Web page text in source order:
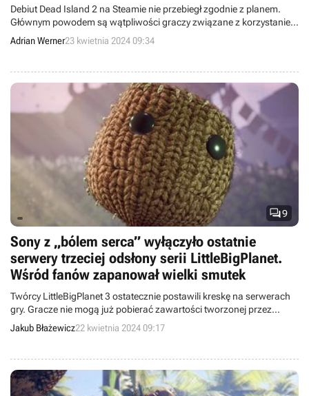
Powód jest dosyć błahy
Debiut Dead Island 2 na Steamie nie przebiegł zgodnie z planem.
Głównym powodem są wątpliwości graczy związane z korzystaniem
z launchera Epic Games.
Adrian Werner23 kwietnia 2024 09:34
9
Sony z „bólem serca” wyłączyło ostatnie
serwery trzeciej odsłony serii LittleBigPlanet.
Wśród fanów zapanował wielki smutek
Twórcy LittleBigPlanet 3 ostatecznie postawili kreskę na serwerach
gry. Gracze nie mogą już pobierać zawartości tworzonej przez
innych fanów.
Jakub Błażewicz22 kwietnia 2024 09:17